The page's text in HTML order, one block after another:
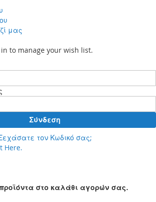
μας
to manage your wish list.
Σύνδεση
τον Κωδικό σας;
Here.
στο καλάθι αγορών σας.